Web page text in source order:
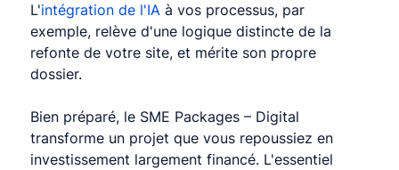
L'intégration de l'IA à vos processus, par
exemple, relève d'une logique distincte de la
refonte de votre site, et mérite son propre
dossier.
Bien préparé, le SME Packages – Digital
transforme un projet que vous repoussiez en
investissement largement financé. L'essentiel